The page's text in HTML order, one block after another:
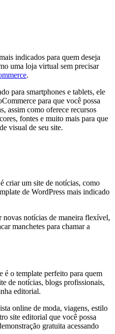
indicados para quem deseja
uma loja virtual sem precisar
.
para smartphones e tablets, ele
para que você possa
assim como oferece recursos
fontes e muito mais para que
visual de seu site.
criar um site de notícias, como
de WordPress mais indicado
notícias de maneira flexível,
manchetes para chamar a
o template perfeito para quem
de notícias, blogs profissionais,
editorial.
online de moda, viagens, estilo
site editorial que você possa
gratuita acessando